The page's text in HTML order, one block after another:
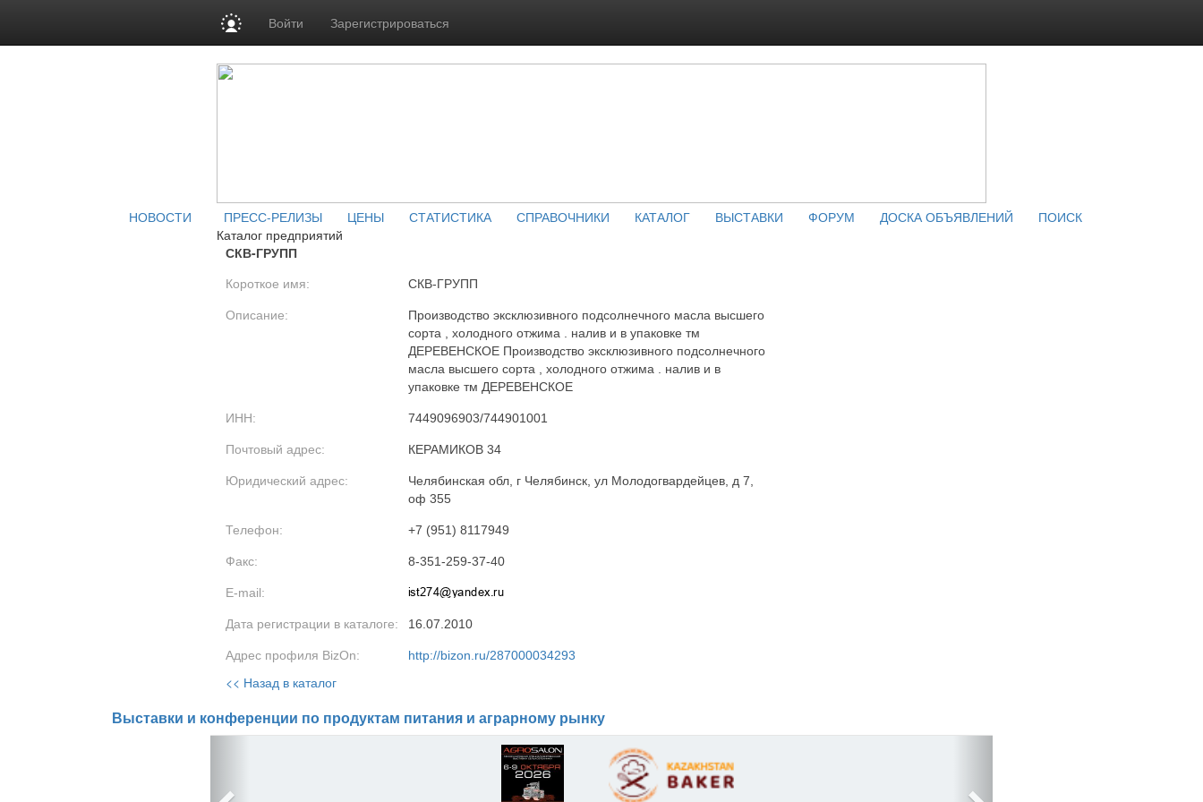
Войти Зарегистрироваться
НОВОСТИ ПРЕСС-РЕЛИЗЫ ЦЕНЫ СТАТИСТИКА СПРАВОЧНИКИ КАТАЛОГ ВЫСТАВКИ ФОРУМ ДОСКА ОБЪЯВЛЕНИЙ
ПОИСК
Каталог предприятий
СКВ-ГРУПП
Короткое имя: СКВ-ГРУПП
Описание:
Производство эксклюзивного подсолнечного масла высшего
сорта , холодного отжима . налив и в упаковке тм
ДЕРЕВЕНСКОЕ Производство эксклюзивного подсолнечного
масла высшего сорта , холодного отжима . налив и в
упаковке тм ДЕРЕВЕНСКОЕ
ИНН: 7449096903/744901001
Почтовый адрес: КЕРАМИКОВ 34
Юридический адрес:
Челябинская обл, г Челябинск, ул Молодогвардейцев, д 7,
оф 355
Телефон: +7 (951) 8117949
Факс: 8-351-259-37-40
E-mail:
Дата регистрации в каталоге: 16.07.2010
Адрес профиля BizOn: http://bizon.ru/287000034293
<< Назад в каталог
Выставки и конференции по продуктам питания и аграрному рынку